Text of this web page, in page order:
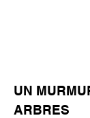
UN
ARBRES